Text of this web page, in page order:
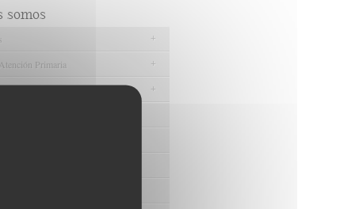
somos
+
+
Primaria
+